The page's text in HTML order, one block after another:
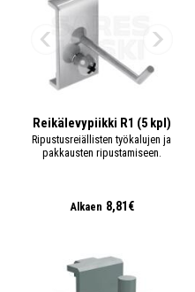
Reikälevypiikki R1 (5 kpl)
Ripustusreiällisten työkalujen ja
pakkausten ripustamiseen.
Alkaen 8,81€